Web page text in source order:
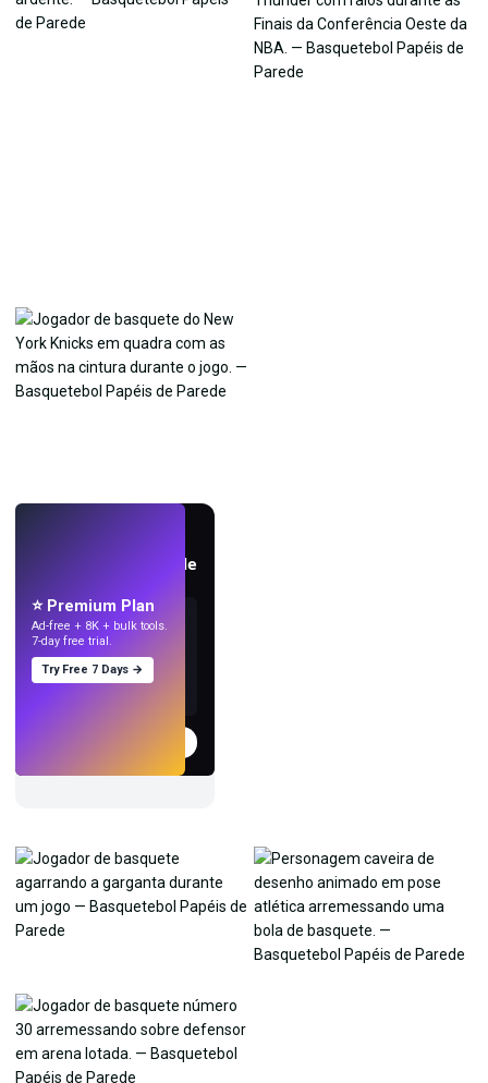
Crie papéis de parede
Experimentar
⭐ Premium Plan
Ad-free + 8K + bulk tools.
7-day free trial.
Try Free 7 Days →